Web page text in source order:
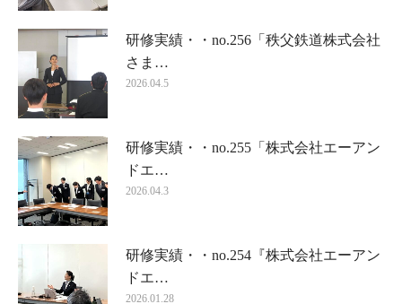
研修実績・・no.256「秩父鉄道株式会社
さま…
2026.04.5
研修実績・・no.255「株式会社エーアン
ドエ…
2026.04.3
研修実績・・no.254『株式会社エーアン
ドエ…
2026.01.28